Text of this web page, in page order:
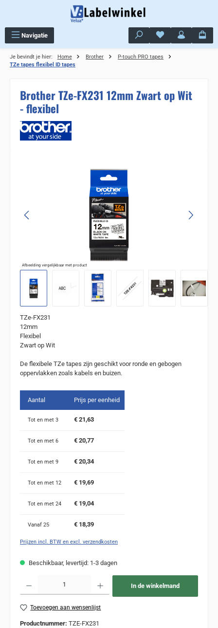
Navigatie Je hebt 0 items op
Je bevindt je hier: Home Brother
P-touch PRO tapes
TZe tapes flexibel ID tapes
Brother TZe-FX231 12mm Zwart op Wit
- flexibel
Afbeelding vergelijkbaar met product
TZe-FX231
12mm
Flexibel
Zwart op Wit
De flexibele TZe tapes zijn geschikt voor ronde en gebogen
oppervlakken zoals kabels en buizen.
Aantal Prijs per eenheid
Tot en met 3 € 21,63
Tot en met 6 € 20,77
Tot en met 9 € 20,34
Tot en met 12 € 19,69
Tot en met 24 € 19,04
Vanaf 25 € 18,39
Prijzen incl. BTW en excl. verzendkosten
Beschikbaar, levertijd: 1-3 dagen
In de winkelmand
Toevoegen aan wensenlijst
Productnummer: TZE-FX231